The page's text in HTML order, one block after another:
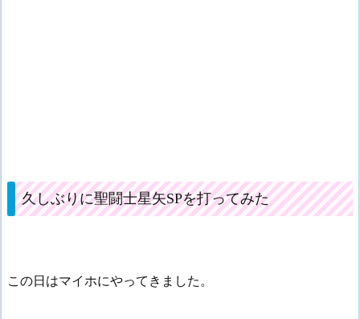
久しぶりに聖闘士星矢SPを打ってみた
この日はマイホにやってきました。